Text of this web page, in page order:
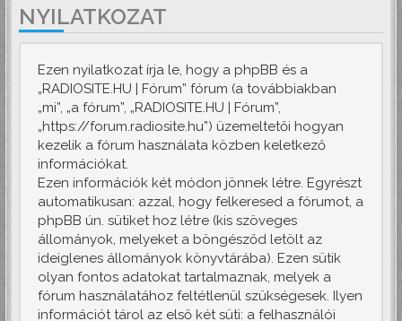
NYILATKOZAT
Ezen nyilatkozat írja le, hogy a phpBB és a
„RADIOSITE.HU | Fórum” fórum (a továbbiakban
„mi”, „a fórum”, „RADIOSITE.HU | Fórum”,
„https://forum.radiosite.hu”) üzemeltetői hogyan
kezelik a fórum használata közben keletkező
információkat.
Ezen információk két módon jönnek létre. Egyrészt
automatikusan: azzal, hogy felkeresed a fórumot, a
phpBB ún. sütiket hoz létre (kis szöveges
állományok, melyeket a böngésződ letölt az
ideiglenes állományok könyvtárába). Ezen sütik
olyan fontos adatokat tartalmaznak, melyek a
fórum használatához feltétlenül szükségesek. Ilyen
információt tárol az első két süti: a felhasználói